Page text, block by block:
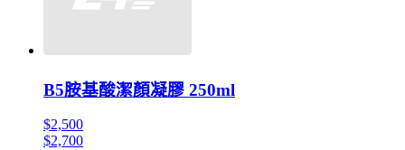
B5胺基酸潔顏凝膠 250ml
$2,500
$2,700